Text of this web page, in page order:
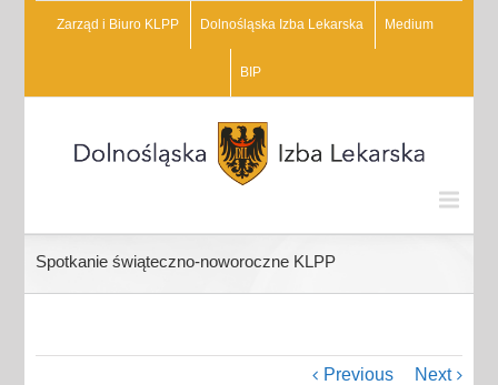
Zarząd i Biuro KLPP Dolnośląska Izba Lekarska Medium
BIP
Spotkanie świąteczno-noworoczne KLPP
Previous Next